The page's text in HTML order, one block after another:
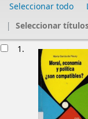
Seleccionar todo
Seleccionar
1.